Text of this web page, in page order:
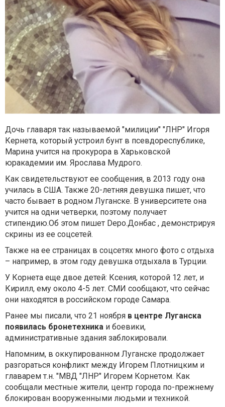
Дочь главаря так называемой "милиции" "ЛНР" Игоря
Кернета, который устроил бунт в псевдореспублике,
Марина учится на прокурора в Харьковской
юракадемии им. Ярослава Мудрого.
Как свидетельствуют ее сообщения, в 2013 году она
училась в США. Также 20-летняя девушка пишет, что
часто бывает в родном Луганске. В университете она
учится на одни четверки, поэтому получает
стипендию.Об этом пишет Depo.Донбас , демонстрируя
скрины из ее соцсетей.
Также на ее страницах в соцсетях много фото с отдыха
– например, в этом году девушка отдыхала в Турции.
У Корнета еще двое детей: Ксения, которой 12 лет, и
Кирилл, ему около 4-5 лет. СМИ сообщают, что сейчас
они находятся в российском городе Самара.
Ранее мы писали, что 21 ноября в центре Луганска
появилась бронетехника и боевики,
административные здания заблокировали.
Напомним, в оккупированном Луганске продолжает
разгораться конфликт между Игорем Плотницким и
главарем т.н. "МВД "ЛНР" Игорем Корнетом. Как
сообщали местные жители, центр города по-прежнему
блокирован вооруженными людьми и техникой.